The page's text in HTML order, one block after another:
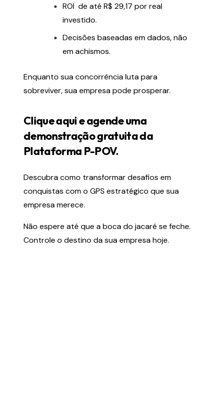
ROI de até R$ 29,17 por real
investido.
Decisões baseadas em dados, não
em achismos.
Enquanto sua concorrência luta para
sobreviver, sua empresa pode prosperar.
Clique aqui e agende uma
demonstração gratuita da
Plataforma P-POV.
Descubra como transformar desafios em
conquistas com o GPS estratégico que sua
empresa merece.
Não espere até que a boca do jacaré se feche.
Controle o destino da sua empresa hoje.